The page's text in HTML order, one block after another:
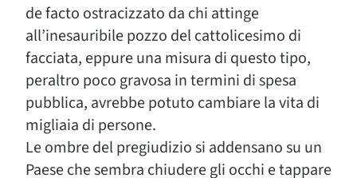
de facto ostracizzato da chi attinge
all’inesauribile pozzo del cattolicesimo di
facciata, eppure una misura di questo tipo,
peraltro poco gravosa in termini di spesa
pubblica, avrebbe potuto cambiare la vita di
migliaia di persone.
Le ombre del pregiudizio si addensano su un
Paese che sembra chiudere gli occhi e tappare